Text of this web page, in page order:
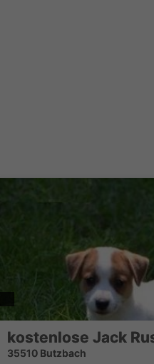
kostenlose Jack
35510 Butzbach